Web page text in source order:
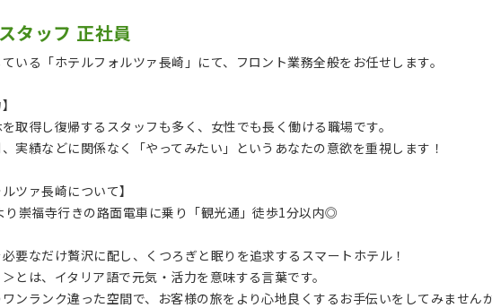
タッフ 正社員
いる「ホテルフォルツァ長崎」にて、フロント業務全般をお任せします。
を取得し復帰するスタッフも多く、女性でも長く働ける職場です。
、実績などに関係なく「やってみたい」というあなたの意欲を重視します！
ツァ長崎について】
崇福寺行きの路面電車に乗り「観光通」徒歩1分以内◎
要なだけ贅沢に配し、くつろぎと眠りを追求するスマートホテル！
とは、イタリア語で元気・活力を意味する言葉です。
ンランク違った空間で、お客様の旅をより心地良くするお手伝いをしてみません